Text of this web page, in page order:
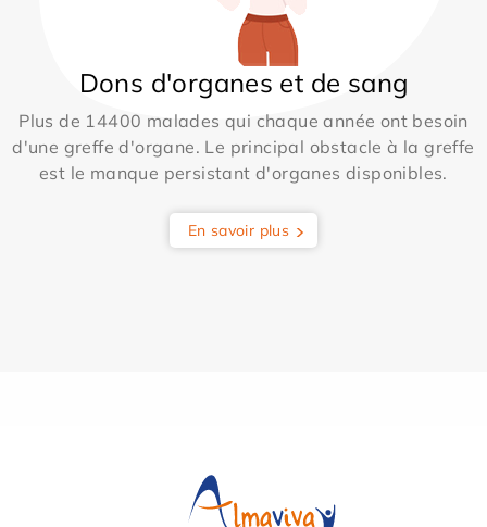
Dons d'organes et de sang
Plus de 14400 malades qui chaque année ont besoin
d'une greffe d'organe. Le principal obstacle à la greffe
est le manque persistant d'organes disponibles.
En savoir plus